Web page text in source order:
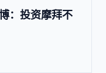
：投资摩拜不